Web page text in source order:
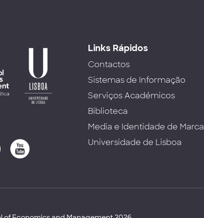
Links Rápidos
Contactos
Sistemas de Informação
Serviços Académicos
Biblioteca
Media e Identidade de Marca
Universidade de Lisboa